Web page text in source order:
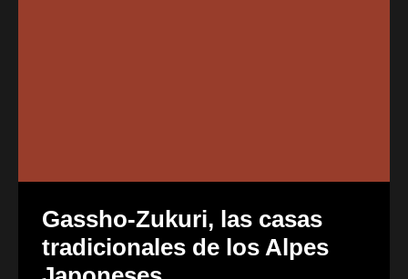
Gassho-Zukuri, las casas
tradicionales de los Alpes